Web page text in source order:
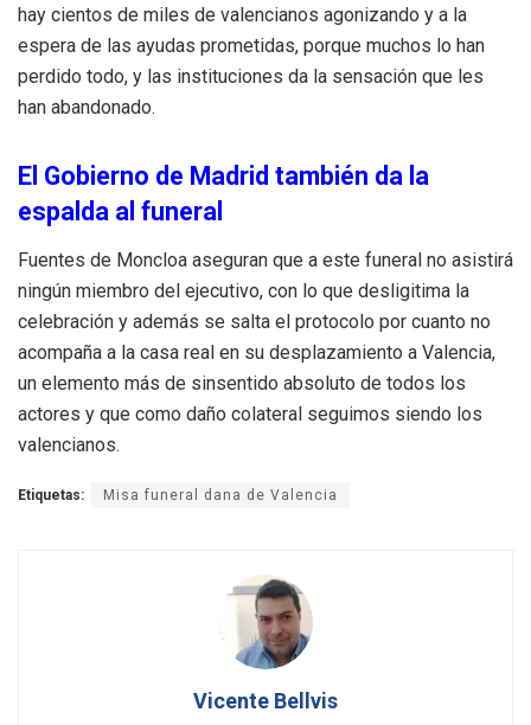
hay cientos de miles de valencianos agonizando y a la
espera de las ayudas prometidas, porque muchos lo han
perdido todo, y las instituciones da la sensación que les
han abandonado.
El Gobierno de Madrid también da la
espalda al funeral
Fuentes de Moncloa aseguran que a este funeral no asistirá
ningún miembro del ejecutivo, con lo que desligitima la
celebración y además se salta el protocolo por cuanto no
acompaña a la casa real en su desplazamiento a Valencia,
un elemento más de sinsentido absoluto de todos los
actores y que como daño colateral seguimos siendo los
valencianos.
Etiquetas: Misa funeral dana de Valencia
Vicente Bellvis